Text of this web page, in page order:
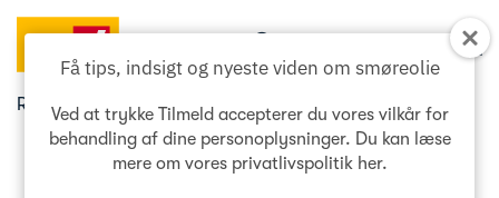
Få tips, indsigt og nyeste viden om smøreolie
Ved at trykke Tilmeld accepterer du vores vilkår for
behandling af dine personoplysninger. Du kan læse
mere om vores privatlivspolitik her.
Ren smøreolie – vejen til optimal ydeevne